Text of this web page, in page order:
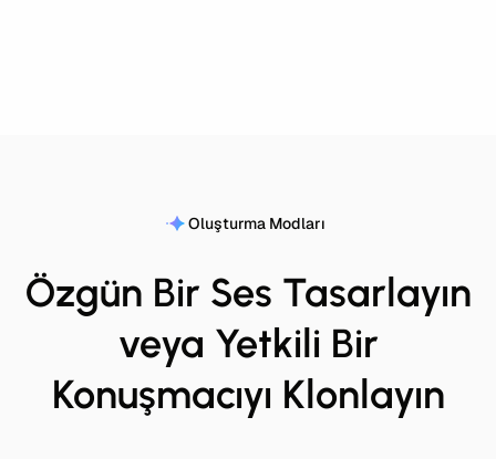
Oluşturma Modları
Özgün Bir Ses Tasarlayın
veya Yetkili Bir
Konuşmacıyı Klonlayın